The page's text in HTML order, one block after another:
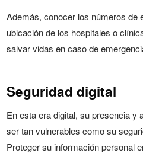
Además, conocer los números de
ubicación de los hospitales o
salvar vidas en caso de
Seguridad digital
En esta era digital, su presencia y
ser tan vulnerables como su
Proteger su información personal